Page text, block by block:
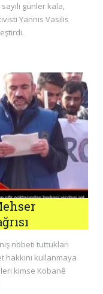
günler kala,
Yannis Vasilis
nöbeti tuttukları
hakkını kullanmaya
kimse Kobanê